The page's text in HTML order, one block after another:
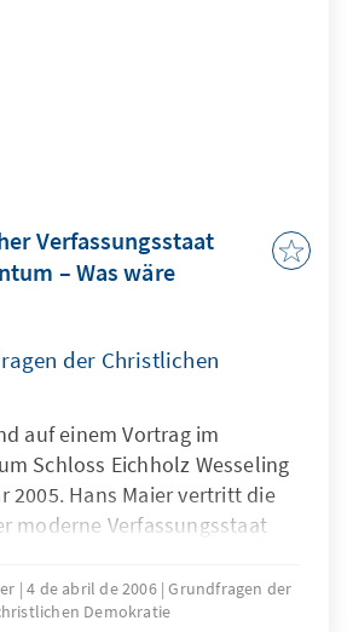
Verfassungsstaat
– Was wäre
der Christlichen
auf einem Vortrag im
Schloss Eichholz Wesseling
2005. Hans Maier vertritt die
moderne Verfassungsstaat
widmet sich der Autor dem –
– Phänomen der
4 de abril de 2006 Grundfragen der
Demokratie